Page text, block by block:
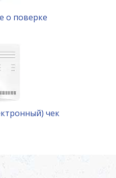
о поверке
чек